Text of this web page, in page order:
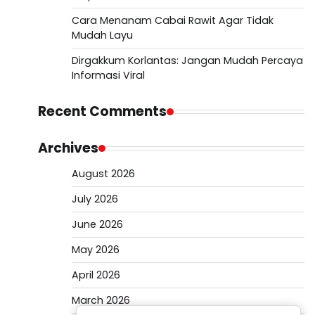
Cara Menanam Cabai Rawit Agar Tidak
Mudah Layu
Dirgakkum Korlantas: Jangan Mudah Percaya
Informasi Viral
Recent Comments
Archives
August 2026
July 2026
June 2026
May 2026
April 2026
March 2026